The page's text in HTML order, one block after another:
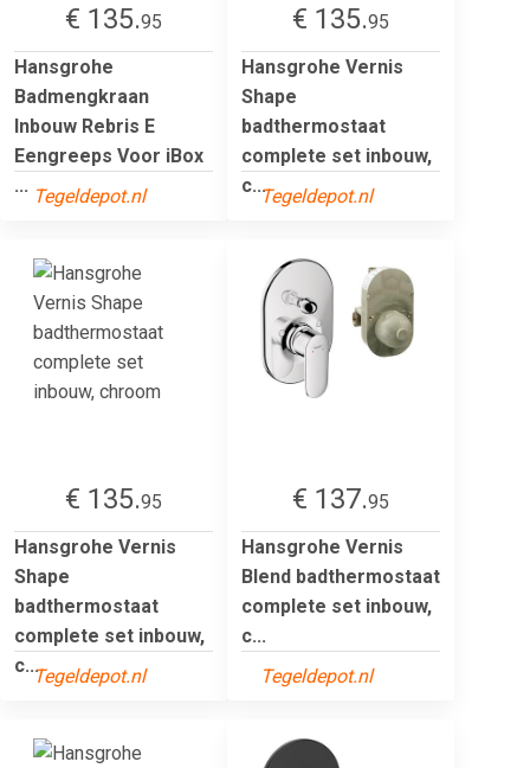
€ 135.95
Hansgrohe
Badmengkraan
Inbouw Rebris E
Eengreeps Voor iBox
... Tegeldepot.nl
€ 135.95
Hansgrohe Vernis
Shape
badthermostaat
complete set inbouw,
c...Tegeldepot.nl
€ 135.95
Hansgrohe Vernis
Shape
badthermostaat
complete set inbouw,
c...Tegeldepot.nl
€ 137.95
Hansgrohe Vernis
Blend badthermostaat
complete set inbouw,
c...
Tegeldepot.nl